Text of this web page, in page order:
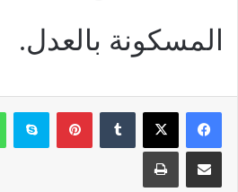
المسكونة بالعدل.
بينتيريست
مشاركة عبر البريد طباعة